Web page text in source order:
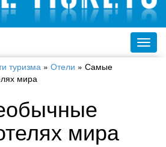
Русский
Украинский
туризма » Отели » Самые
мира
мира